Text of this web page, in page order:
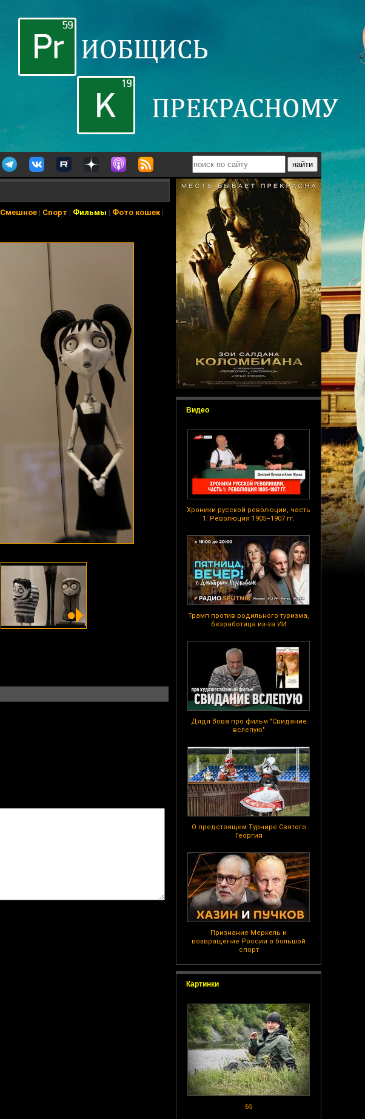
Видео
Хроники русской революции, часть
1: Революция 1905–1907 гг.
Трамп против родильного туризма,
безработица из-за ИИ
Дядя Вова про фильм "Свидание
вслепую"
О предстоящем Турнире Святого
Георгия
Признание Меркель и
возвращение России в большой
спорт
Картинки
65
Смешное| Спорт | Фильмы | Фото кошек|